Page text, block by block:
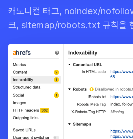
캐노니컬 태그, noindex/
크, sitemap/robots.txt 규칙을